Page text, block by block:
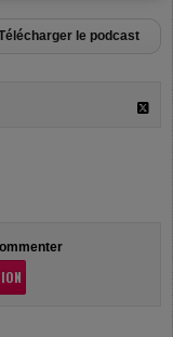
le podcast